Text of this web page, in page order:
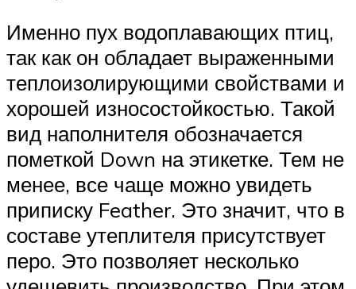
Именно пух водоплавающих птиц,
так как он обладает выраженными
теплоизолирующими свойствами и
хорошей износостойкостью. Такой
вид наполнителя обозначается
пометкой Down на этикетке. Тем не
менее, все чаще можно увидеть
приписку Feather. Это значит, что в
составе утеплителя присутствует
перо. Это позволяет несколько